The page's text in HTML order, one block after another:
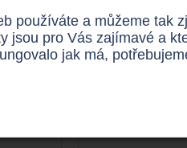
používáte a můžeme tak
jsou pro Vás zajímavé a
jak má,